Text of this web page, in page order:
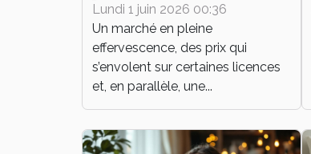
l’attachement
émotionnel pour sa
collection de figurines
?
Lundi 1 juin 2026 00:36
Un marché en pleine
effervescence, des prix qui
s’envolent sur certaines licences
et, en parallèle, une...